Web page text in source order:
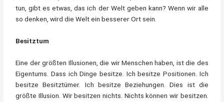
tun, gibt es etwas, das ich der Welt geben kann? Wenn wir alle
so denken, wird die Welt ein besserer Ort sein.
Besitztum
Eine der größten Illusionen, die wir Menschen haben, ist die des
Eigentums. Dass ich Dinge besitze. Ich besitze Positionen. Ich
besitze Besitztümer. Ich besitze Beziehungen. Dies ist die
größte Illusion. Wir besitzen nichts. Nichts können wir besitzen.